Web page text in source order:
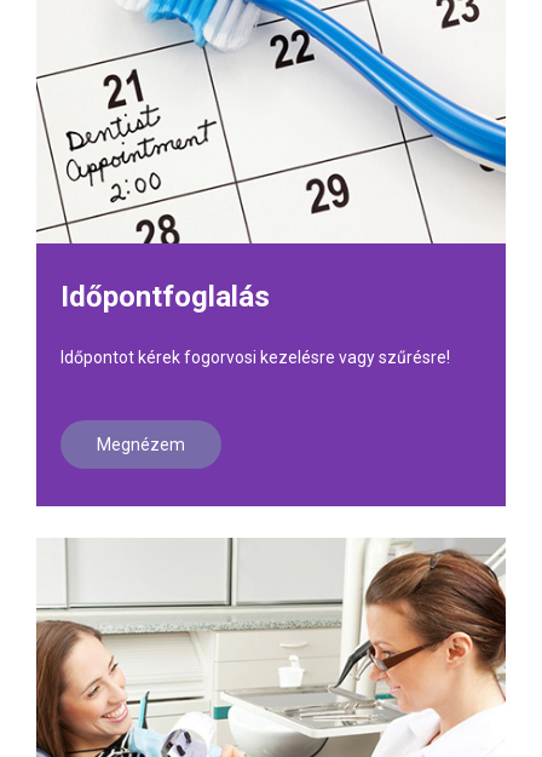
Időpontfoglalás
Időpontot kérek fogorvosi kezelésre vagy szűrésre!
Megnézem